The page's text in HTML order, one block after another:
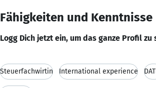
Fähigkeiten und Kenntnisse
Logg Dich jetzt ein, um das ganze Profil zu
Steuerfachwirtin International experience